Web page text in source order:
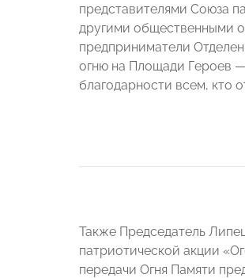
представителями Союза
другими общественными
предприниматели
огню на Площади Героев
благодарности всем, кто
Также Председатель
патриотической акции
передачи Огня Памяти